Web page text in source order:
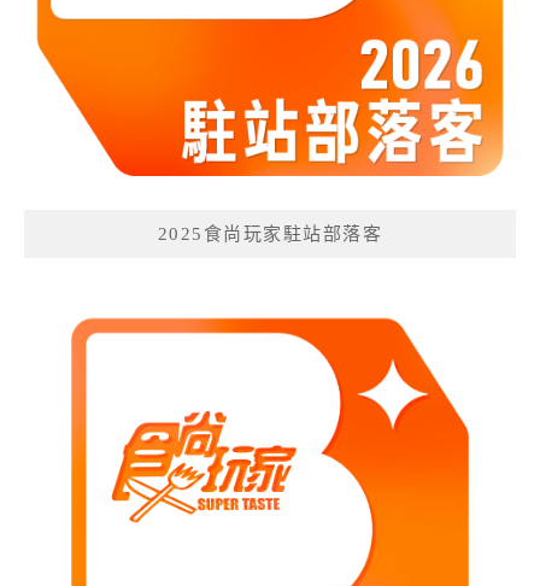
2025食尚玩家駐站部落客